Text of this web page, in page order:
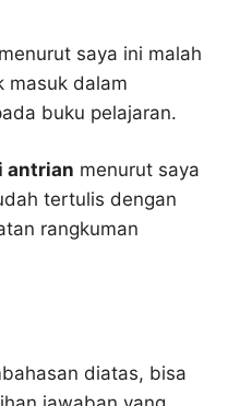
menurut saya ini malah
masuk dalam
buku pelajaran.
antrian menurut saya
tertulis dengan
rangkuman
diatas, bisa